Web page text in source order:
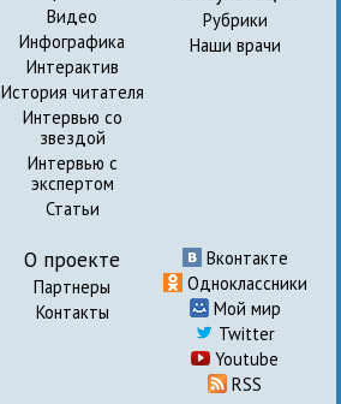
Видео
Инфографика
Интерактив
История читателя
Интервью со
звездой
Интервью с
экспертом
Статьи
Рубрики
Наши врачи
О проекте
Партнеры
Контакты
Вконтакте
Одноклассники
Мой мир
Twitter
Youtube
RSS